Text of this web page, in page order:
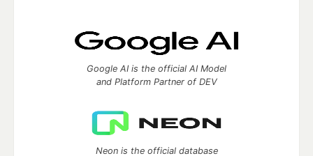
Google AI is the official AI Model
and Platform Partner of DEV
Neon is the official database